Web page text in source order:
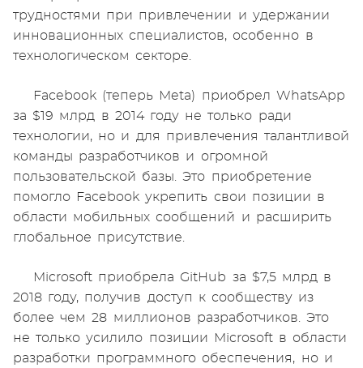
трудностями при привлечении и удержании
инновационных специалистов, особенно в
технологическом секторе.
Facebook (теперь Meta) приобрел WhatsApp
за $19 млрд в 2014 году не только ради
технологии, но и для привлечения талантливой
команды разработчиков и огромной
пользовательской базы. Это приобретение
помогло Facebook укрепить свои позиции в
области мобильных сообщений и расширить
глобальное присутствие.
Microsoft приобрела GitHub за $7,5 млрд в
2018 году, получив доступ к сообществу из
более чем 28 миллионов разработчиков. Это
не только усилило позиции Microsoft в области
разработки программного обеспечения, но и